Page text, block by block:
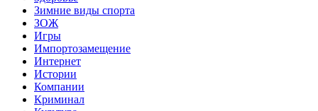
Зимние виды спорта
ЗОЖ
Игры
Импортозамещение
Интернет
Истории
Компании
Криминал